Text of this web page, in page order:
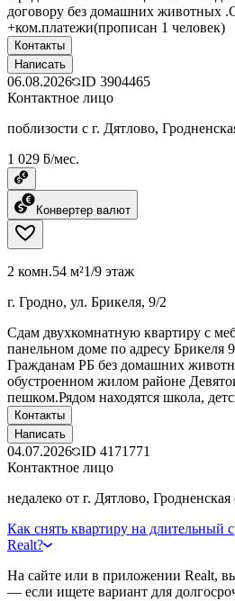
договору без домашних животных
+ком.платежи(прописан 1 человек)
Контакты
Написать
06.08.2026 ID 3904465
Контактное лицо
поблизости с г. Дятлово,
1 029 ƃ/мес.
Конвертер валют
2 комн.54 м²1/9 этаж
г. Гродно, ул. Брикеля, 9/2
Сдам двухкомнатную квартиру с
панельном доме по адресу Брикеля
Гражданам РБ без домашних
обустроенном жилом районе
пешком.Рядом находятся школа,
Контакты
Написать
04.07.2026 ID 4171771
Контактное лицо
недалеко от г. Дятлово, Гродненская
Как снять квартиру на длительный
Realt?
На сайте или в приложении Realt,
— если ищете вариант для